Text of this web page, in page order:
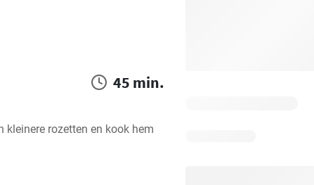
45 min.
kleinere rozetten en kook hem